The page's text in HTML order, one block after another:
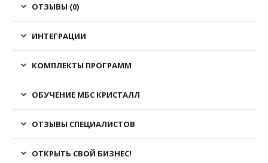
ОТЗЫВЫ (0)
ИНТЕГРАЦИИ
КОМПЛЕКТЫ ПРОГРАММ
ОБУЧЕНИЕ МБС КРИСТАЛЛ
ОТЗЫВЫ СПЕЦИАЛИСТОВ
ОТКРЫТЬ СВОЙ БИЗНЕС!